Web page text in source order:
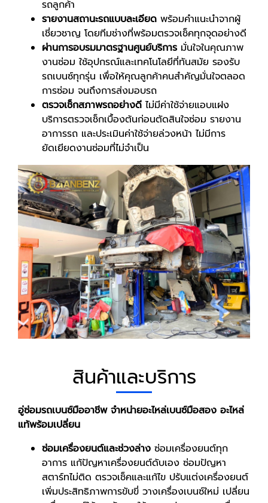
รถลูกค้า
รายงานสถานะรถแบบละเอียด พร้อมคำแนะนำจากผู้
เชี่ยวชาญ โดยทีมช่างที่พร้อมตรวจเช็คทุกจุดอย่างดี
ผ่านการอบรมมาตรฐานศูนย์บริการ มั่นใจในคุณภาพ
งานซ่อม ใช้อุปกรณ์และเทคโนโลยีที่ทันสมัย รองรับ
รถเบนซ์ทุกรุ่น เพื่อให้คุณลูกค้าคนสำคัญมั่นใจตลอด
การซ่อม จนถึงการส่งมอบรถ
ตรวจเช็กสภาพรถอย่างดี ไม่มีค่าใช้จ่ายแอบแฝง
บริการตรวจเช็กเบื้องต้นก่อนตัดสินใจซ่อม รายงาน
อาการรถ และประเมินค่าใช้จ่ายล่วงหน้า ไม่มีการ
ยัดเยียดงานซ่อมที่ไม่จำเป็น
สินค้าและบริการ
อู่ซ่อมรถเบนซ์มืออาชีพ จำหน่ายอะไหล่เบนซ์มือสอง อะไหล่
แท้พร้อมเปลี่ยน
ซ่อมเครื่องยนต์และช่วงล่าง ซ่อมเครื่องยนต์ทุก
อาการ แก้ปัญหาเครื่องยนต์ดับเอง ซ่อมปัญหา
สตาร์ทไม่ติด ตรวจเช็คและแก้ไข ปรับแต่งเครื่องยนต์
เพิ่มประสิทธิภาพการขับขี่ วางเครื่องเบนซ์ใหม่ เปลี่ยน